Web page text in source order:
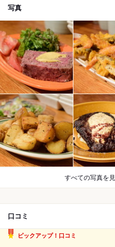
写真
すべての写真を
口コミ
ピックアップ！口コミ